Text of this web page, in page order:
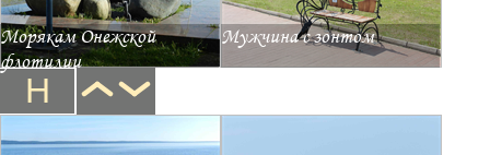
Морякам Онежской
флотилии
Мужчина с зонтом
Н